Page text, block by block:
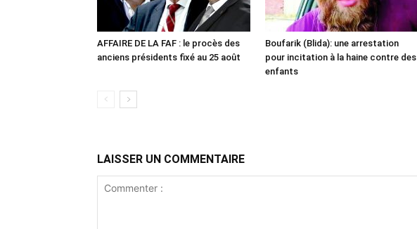
AFFAIRE DE LA FAF : le procès des
anciens présidents fixé au 25 août
Boufarik (Blida): une arrestation
pour incitation à la haine contre des
enfants
LAISSER UN COMMENTAIRE